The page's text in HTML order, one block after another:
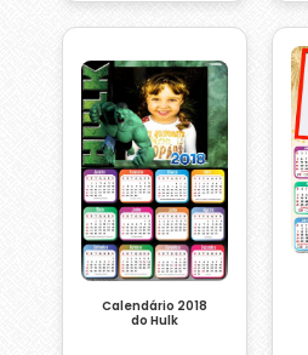
Calendário 2018
do Hulk